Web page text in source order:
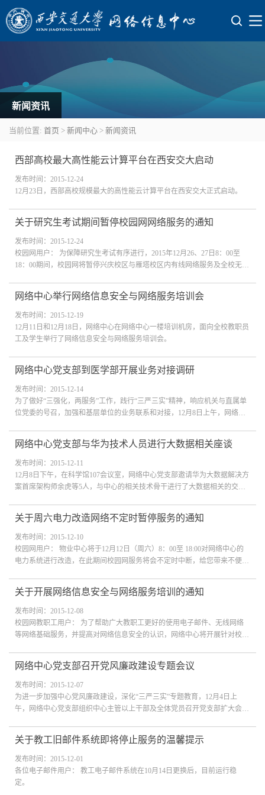
新闻资讯
当前位置: 首页 > 新闻中心 > 新闻资讯
西部高校最大高性能云计算平台在西安交大启动
发布时间：2015-12-24
12月23日，西部高校规模最大的高性能云计算平台在西安交大正式启动。
关于研究生考试期间暂停校园网网络服务的通知
发布时间：2015-12-24
校园网用户： 为保障研究生考试有序进行，2015年12月26、27日8：00至
18：00期间，校园网将暂停兴庆校区与雁塔校区内有线网络服务及全校无线
网络中心举行网络信息安全与网络服务培训会
发布时间：2015-12-19
12月11日和12月18日，网络中心在网络中心一楼培训机房，面向全校教职员
工及学生举行了网络信息安全与网络服务培训会。
网络中心党支部到医学部开展业务对接调研
发布时间：2015-12-14
为了做好“三强化，两服务”工作，践行“三严三实”精神，响应机关与直属单
位党委的号召，加强和基层单位的业务联系和对接，12月8日上午，网络中
网络中心党支部与华为技术人员进行大数据相关座谈
发布时间：2015-12-11
12月8日下午，在科学馆107会议室，网络中心党支部邀请华为大数据解决方
案首席架构师余虎等5人，与中心的相关技术骨干进行了大数据相关的交流
关于周六电力改造网络不定时暂停服务的通知
发布时间：2015-12-10
校园网用户： 物业中心将于12月12日（周六）8：00至 18:00对网络中心的
电力系统进行改造，在此期间校园网服务将会不定时中断，给您带来不便，
关于开展网络信息安全与网络服务培训的通知
发布时间：2015-12-08
校园网教职工用户： 为了帮助广大教职工更好的使用电子邮件、无线网络
等网络基础服务，并提高对网络信息安全的认识，网络中心将开展针对校园
网络中心党支部召开党风廉政建设专题会议
发布时间：2015-12-07
为进一步加强中心党风廉政建设，深化“三严三实”专题教育，12月4日上
午，网络中心党支部组织中心主管以上干部及全体党员召开党支部扩大会
关于教工旧邮件系统即将停止服务的温馨提示
发布时间：2015-12-01
各位电子邮件用户： 教工电子邮件系统在10月14日更换后，目前运行稳
定。